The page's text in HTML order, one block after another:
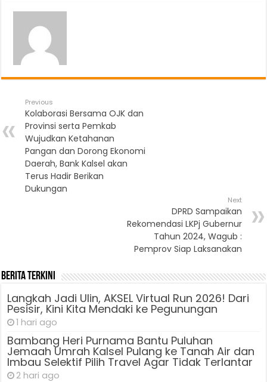
Previous
Kolaborasi Bersama OJK dan
Provinsi serta Pemkab
Wujudkan Ketahanan
Pangan dan Dorong Ekonomi
Daerah, Bank Kalsel akan
Terus Hadir Berikan
Dukungan
Next
DPRD Sampaikan
Rekomendasi LKPj Gubernur
Tahun 2024, Wagub :
Pemprov Siap Laksanakan
Berita Terkini
Langkah Jadi Ulin, AKSEL Virtual Run 2026! Dari
Pesisir, Kini Kita Mendaki ke Pegunungan
1 hari ago
Bambang Heri Purnama Bantu Puluhan
Jemaah Umrah Kalsel Pulang ke Tanah Air dan
Imbau Selektif Pilih Travel Agar Tidak Terlantar
2 hari ago